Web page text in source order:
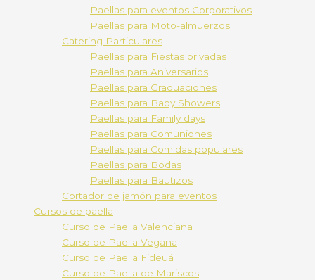
Paellas para eventos Corporativos
Paellas para Moto-almuerzos
Catering Particulares
Paellas para Fiestas privadas
Paellas para Aniversarios
Paellas para Graduaciones
Paellas para Baby Showers
Paellas para Family days
Paellas para Comuniones
Paellas para Comidas populares
Paellas para Bodas
Paellas para Bautizos
Cortador de jamón para eventos
Cursos de paella
Curso de Paella Valenciana
Curso de Paella Vegana
Curso de Paella Fideuá
Curso de Paella de Mariscos